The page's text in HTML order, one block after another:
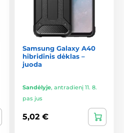
Samsung Galaxy A40
hibridinis dėklas –
juoda
Sandėlyje, antradienį 11. 8.
pas jus
5,02 €